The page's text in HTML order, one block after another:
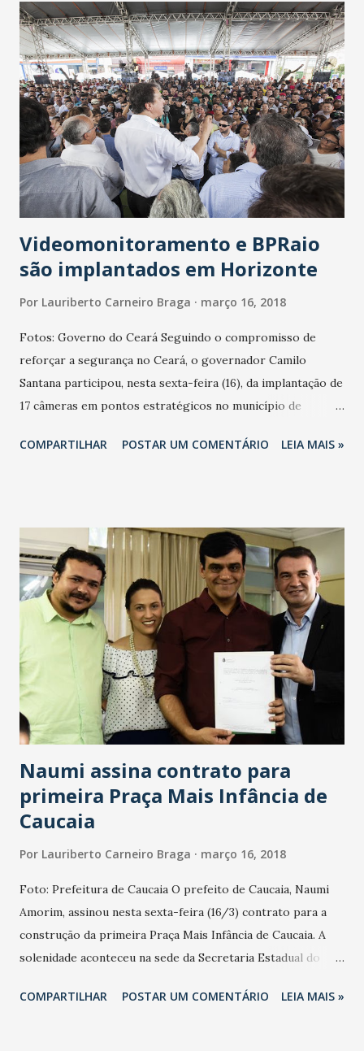
que atinge o país como um todo, mas em especial
Fortaleza, que já é considerada a sétima cidade mais
violenta do mundo. “O assunto é delicado e justamente por
isso queremos ouvir os especialistas e população em geral,
para que possamos apresentar nossas propostas para
tentar resolver ou minimizar esse caos que já se instalou na
sociedade, e anda espalhando medo e abreviando a vida de
tanta gente”, pontua Marcelo Medeiros, representante do
Partido Novo.
Videomonitoramento e BPRaio
são implantados em Horizonte
Por Lauriberto Carneiro Braga março 16, 2018
Fotos: Governo do Ceará Seguindo o compromisso de
reforçar a segurança no Ceará, o governador Camilo
Santana participou, nesta sexta-feira (16), da implantação de
17 câmeras em pontos estratégicos no município de
Com o equipamento digital, Horizonte é o quarto
Intensivas e Ostensivas (BPRaio) na cidade da Região
Metropolitana de Fortaleza. Além de Horizonte, já
receberam o sistema de videomonitoramento os
municípios de Aracati, Beberibe e Caucaia. Outros 34
municípios com população acima de 50 mil habitantes
receberão os equipamentos – que se dividem entre os de
monitoramento, com giro de 360º, e os que possuem
tecnologia para ler placas de veículos, identificando
possíveis roubos. As câmeras farão cobertura 24 horas de
pontos estratégicos e estarão conectadas dir...
COMPARTILHAR POSTAR UM COMENTÁRIO LEIA MAIS »
Naumi assina contrato para
primeira Praça Mais Infância de
Caucaia
Por Lauriberto Carneiro Braga março 16, 2018
Foto: Prefeitura de Caucaia O prefeito de Caucaia, Naumi
Amorim, assinou nesta sexta-feira (16/3) contrato para a
construção da primeira Praça Mais Infância de Caucaia. A
solenidade aconteceu na sede da Secretaria Estadual do
Também participou a primeira-dama Erika Amorim. O
COMPARTILHAR POSTAR UM COMENTÁRIO LEIA MAIS »